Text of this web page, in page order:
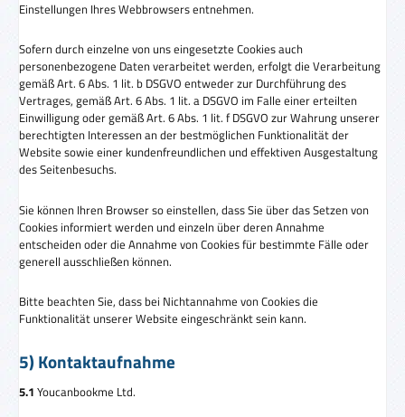
Einstellungen Ihres Webbrowsers entnehmen.
Sofern durch einzelne von uns eingesetzte Cookies auch
personenbezogene Daten verarbeitet werden, erfolgt die Verarbeitung
gemäß Art. 6 Abs. 1 lit. b DSGVO entweder zur Durchführung des
Vertrages, gemäß Art. 6 Abs. 1 lit. a DSGVO im Falle einer erteilten
Einwilligung oder gemäß Art. 6 Abs. 1 lit. f DSGVO zur Wahrung unserer
berechtigten Interessen an der bestmöglichen Funktionalität der
Website sowie einer kundenfreundlichen und effektiven Ausgestaltung
des Seitenbesuchs.
Sie können Ihren Browser so einstellen, dass Sie über das Setzen von
Cookies informiert werden und einzeln über deren Annahme
entscheiden oder die Annahme von Cookies für bestimmte Fälle oder
generell ausschließen können.
Bitte beachten Sie, dass bei Nichtannahme von Cookies die
Funktionalität unserer Website eingeschränkt sein kann.
5) Kontaktaufnahme
5.1 Youcanbookme Ltd.